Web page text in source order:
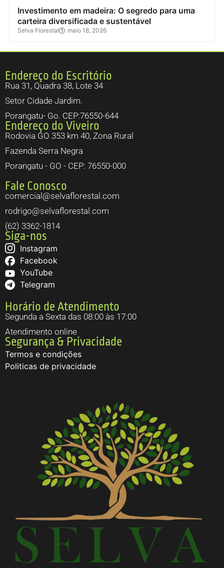
Investimento em madeira: O segredo para uma
carteira diversificada e sustentável
Selva Florestal maio 18, 2026
Endereço do Escritório
Rua 31, Quadra 38, Lote 34
Setor Cidade Jardim.
Porangatu- Go. CEP:76550-644
Endereço do Viveiro
Rodovia GO 353 km 40, Zona Rural
Fazenda Serra Negra
Porangatu - GO - CEP: 76550-000
Fale Conosco
comercial@selvaflorestal.com
rodrigo@selvaflorestal.com
(62) 3362-1814
Siga-nos
Instagram
Facebook
YouTube
Telegram
Horário de Atendimento
Segunda a Sexta das 08:00 às 17:00
Atendimento online
Segurança & Privacidade
Termos e condições
Politicas de privacidade